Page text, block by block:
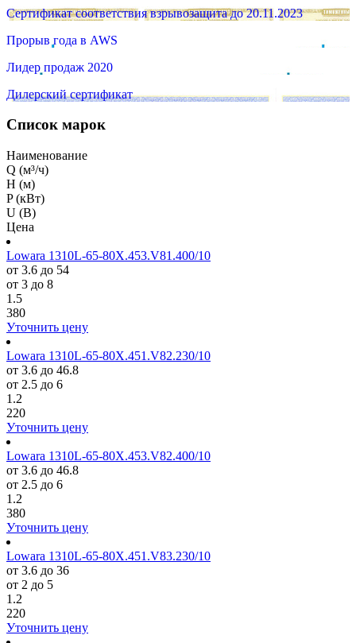
Сертификат соответствия взрывозащита до 20.11.2023
Прорыв года в AWS
Лидер продаж 2020
Дилерский сертификат
Список марок
Наименование
Q (м³/ч)
H (м)
P (кВт)
U (В)
Цена
Lowara 1310L-65-80X.453.V81.400/10
от 3.6 до 54
от 3 до 8
1.5
380
Уточнить цену
Lowara 1310L-65-80X.451.V82.230/10
от 3.6 до 46.8
от 2.5 до 6
1.2
220
Уточнить цену
Lowara 1310L-65-80X.453.V82.400/10
от 3.6 до 46.8
от 2.5 до 6
1.2
380
Уточнить цену
Lowara 1310L-65-80X.451.V83.230/10
от 3.6 до 36
от 2 до 5
1.2
220
Уточнить цену